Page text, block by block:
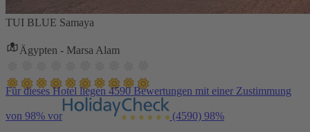
TUI BLUE Samaya
Ägypten - Marsa Alam
Für dieses Hotel liegen 4590 Bewertungen mit einer Zustimmung
von 98% vor (4590) 98%